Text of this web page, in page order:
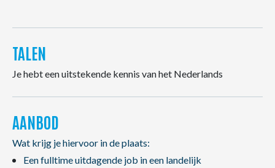
TALEN
Je hebt een uitstekende kennis van het Nederlands
AANBOD
Wat krijg je hiervoor in de plaats:
Een fulltime uitdagende job in een landelijk